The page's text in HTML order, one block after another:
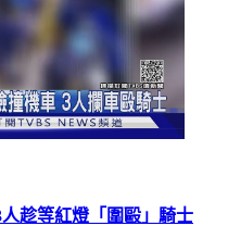
趁等紅燈「圍毆」騎士